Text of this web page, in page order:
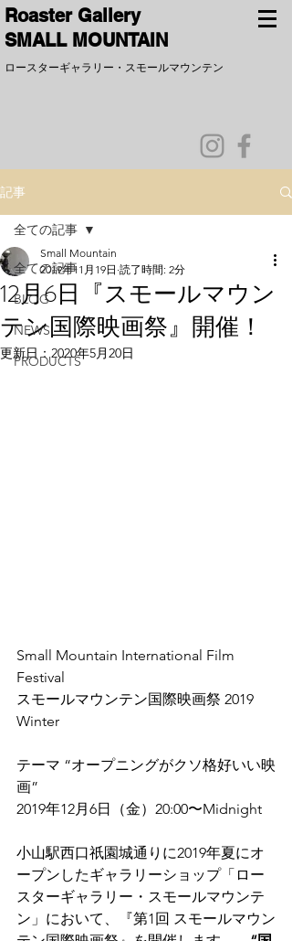
​Roaster Gallery
SMALL MOUNTAIN
ロースターギャラリー ​・ スモールマウンテン
記事
全ての記事
BLOG
NEWS
PRODUCTS
全ての記事
12月6日『スモールマウン
テン国際映画祭』開催！
Small Mountain
2019年11月19日 読了時間: 2分
更新日：2020年5月20日
Small Mountain International Film
Festival
スモールマウンテン国際映画祭 2019
Winter
テーマ “オープニングがクソ格好いい映
画”
2019年12月6日（金）20:00〜Midnight
小山駅西口祇園城通りに2019年夏にオ
ープンしたギャラリーショップ「ロー
スターギャラリー・スモールマウンテ
ン」において、『第1回 スモールマウン